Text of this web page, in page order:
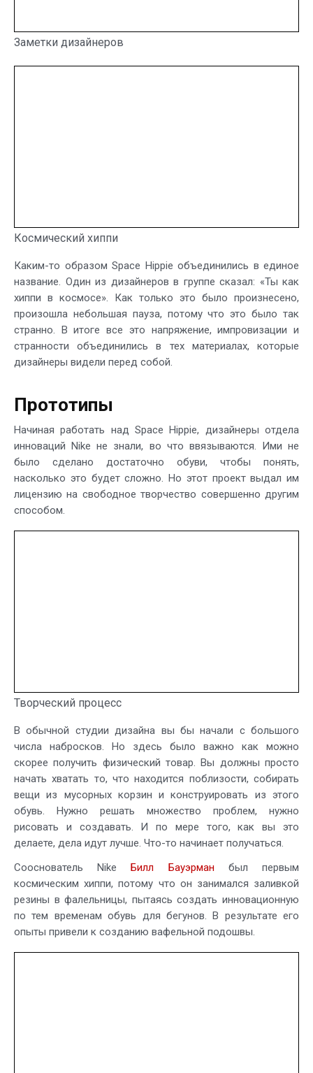
Заметки дизайнеров
Космический хиппи
Каким-то образом Space Hippie объединились в единое
название. Один из дизайнеров в группе сказал: «Ты как
хиппи в космосе». Как только это было произнесено,
произошла небольшая пауза, потому что это было так
странно. В итоге все это напряжение, импровизации и
странности объединились в тех материалах, которые
дизайнеры видели перед собой.
Прототипы
Начиная работать над Space Hippie, дизайнеры отдела
инноваций Nike не знали, во что ввязываются. Ими не
было сделано достаточно обуви, чтобы понять,
насколько это будет сложно. Но этот проект выдал им
лицензию на свободное творчество совершенно другим
способом.
Творческий процесс
В обычной студии дизайна вы бы начали с большого
числа набросков. Но здесь было важно как можно
скорее получить физический товар. Вы должны просто
начать хватать то, что находится поблизости, собирать
вещи из мусорных корзин и конструировать из этого
обувь. Нужно решать множество проблем, нужно
рисовать и создавать. И по мере того, как вы это
делаете, дела идут лучше. Что-то начинает получаться.
Сооснователь NikeБилл Бауэрман был первым
космическим хиппи, потому что он занимался заливкой
резины в фалельницы, пытаясь создать инновационную
по тем временам обувь для бегунов. В результате его
опыты привели к созданию вафельной подошвы.